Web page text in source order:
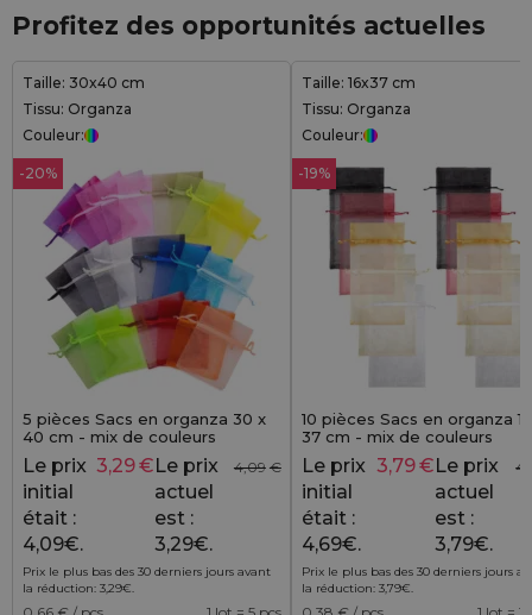
Profitez des opportunités actuelles
Taille: 30x40 cm
Tissu: Organza
Couleur:
-20%
5 pièces Sacs en organza 30 x
40 cm - mix de couleurs
4,09 €
Le prix
initial
était :
4,09€.
3,29€ Le prix
actuel
est :
3,29€.
Prix le plus bas des 30 derniers jours avant
la réduction: 3,29€.
Taille: 16x37 cm
Tissu: Organza
Couleur:
-19%
10 pièces Sacs en organza
37 cm - mix de couleurs
Le prix
initial
était :
4,69€.
3,79€ Le prix
actuel
est :
3,79€.
Prix le plus bas des 30 derniers jours
la réduction: 3,79€.